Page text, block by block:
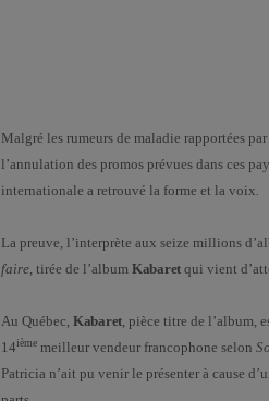
Malgré les rumeurs de maladie rapportées
l’annulation des promos prévues dans ces
internationale a retrouvé la forme et la voix
La preuve, l’interprète aux seize millions
faire , tirée de l’album Kabaret qui vient
Au Québec, Kabaret , pièce titre de l’album,
14ième meilleur vendeur francophone selon
Patricia n’ait pu venir le présenter à cause